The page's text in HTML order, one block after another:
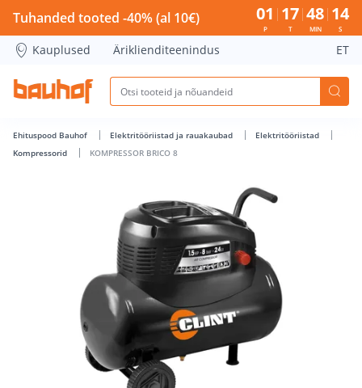
KOMPRESSOR BRICO 8 - Bauhof has loaded
Tuhanded tooted -40% (al 10€) 01
P
17
T
48
MIN
14
S
Kauplused Äriklienditeenindus ET
Ehituspood Bauhof Elektritööriistad ja rauakaubad
Elektritööriistad
Kompressorid
KOMPRESSOR BRICO 8